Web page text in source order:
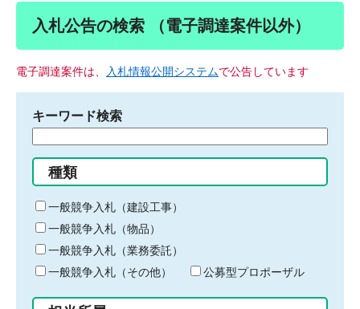
入札公告の検索 （電子調達案件以外）
電子調達案件は、 入札情報公開システムで公告しています
キーワード検索
る
キ
ー
ワ
ー
ド
入
種類
一般競争入札（建設工事）
一般競争入札（物品）
一般競争入札（業務委託）
一般競争入札（その他）
公募型プロポーザル